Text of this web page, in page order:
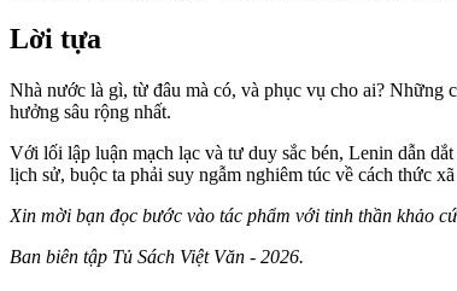
Lời tựa
Nhà nước là gì, từ đâu mà có, và phục vụ cho ai? Những
hưởng sâu rộng nhất.
Với lối lập luận mạch lạc và tư duy sắc bén, Lenin dẫn
lịch sử, buộc ta phải suy ngẫm nghiêm túc về cách thức
Xin mời bạn đọc bước vào tác phẩm với tinh thần khảo
Ban biên tập Tủ Sách Việt Văn - 2026.